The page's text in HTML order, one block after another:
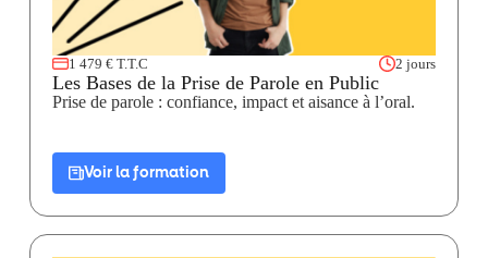
1 479 € T.T.C 2 jours
Les Bases de la Prise de Parole en Public
Prise de parole : confiance, impact et aisance à l’oral.
Voir la formation